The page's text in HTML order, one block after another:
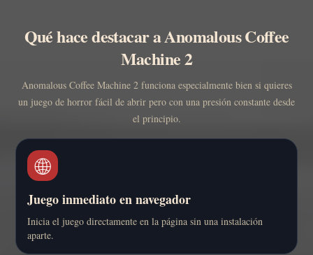
Qué hace destacar a Anomalous Coffee
Machine 2
Anomalous Coffee Machine 2 funciona especialmente bien si quieres
un juego de horror fácil de abrir pero con una presión constante desde
el principio.
🌐
Juego inmediato en navegador
Inicia el juego directamente en la página sin una instalación
aparte.